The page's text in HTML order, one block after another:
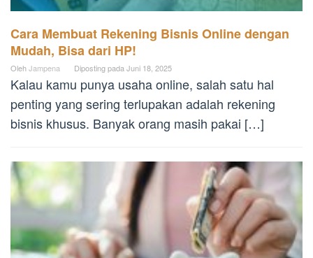
Cara Membuat Rekening Bisnis Online dengan
Mudah, Bisa dari HP!
OlehJampena Diposting pada Juni 18, 2025
Kalau kamu punya usaha online, salah satu hal
penting yang sering terlupakan adalah rekening
bisnis khusus. Banyak orang masih pakai […]